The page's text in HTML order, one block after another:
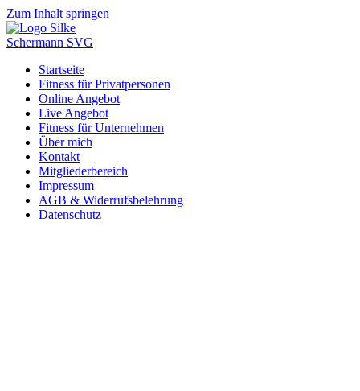
Zum Inhalt springen
Startseite
Fitness für Privatpersonen
Online Angebot
Live Angebot
Fitness für Unternehmen
Über mich
Kontakt
Mitgliederbereich
Impressum
AGB & Widerrufsbelehrung
Datenschutz